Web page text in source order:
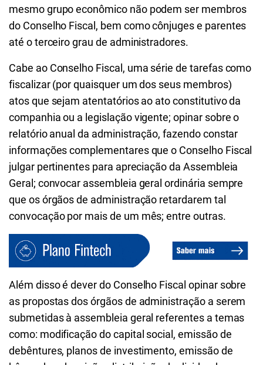
mesmo grupo econômico não podem ser membros
do Conselho Fiscal, bem como cônjuges e parentes
até o terceiro grau de administradores.
Cabe ao Conselho Fiscal, uma série de tarefas como
fiscalizar (por quaisquer um dos seus membros)
atos que sejam atentatórios ao ato constitutivo da
companhia ou a legislação vigente; opinar sobre o
relatório anual da administração, fazendo constar
informações complementares que o Conselho Fiscal
julgar pertinentes para apreciação da Assembleia
Geral; convocar assembleia geral ordinária sempre
que os órgãos de administração retardarem tal
convocação por mais de um mês; entre outras.
Além disso é dever do Conselho Fiscal opinar sobre
as propostas dos órgãos de administração a serem
submetidas à assembleia geral referentes a temas
como: modificação do capital social, emissão de
debêntures, planos de investimento, emissão de